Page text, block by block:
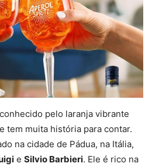
pelo laranja vibrante
tem muita história para contar.
na cidade de Pádua, na Itália,
e Silvio Barbieri. Ele é rico na